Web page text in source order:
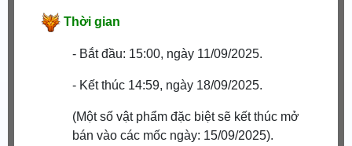
Thời gian
- Bắt đầu: 15:00, ngày 11/09/2025.
- Kết thúc 14:59, ngày 18/09/2025.
(Một số vật phẩm đặc biệt sẽ kết thúc mở
bán vào các mốc ngày: 15/09/2025).